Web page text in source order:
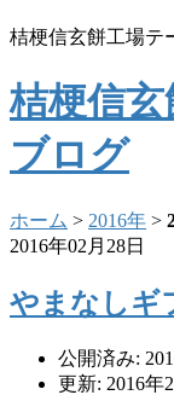
桔梗信玄餅工場テ
桔梗信
ブログ
ホーム > 2016年 >
2016年02月28日
やまなしギ
公開済み:
更新: 2016年